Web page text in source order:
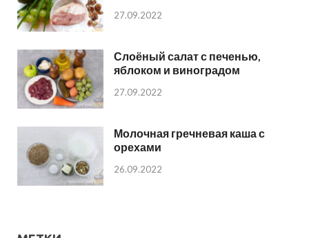
27.09.2022
Слоёный салат с печенью,
яблоком и виноградом
27.09.2022
Молочная гречневая каша с
орехами
26.09.2022